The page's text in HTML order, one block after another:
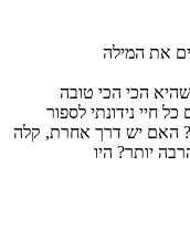
את המילה
הכי הכי טובה
חיי נידונתי לספור
האם יש דרך אחרת, קלה
יותר? היו